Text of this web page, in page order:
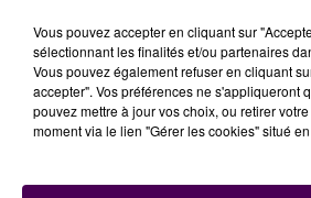
Mentions légales Politique de
Conditions générales d'utilisation
Archives 2026 2025 2024
Vous pouvez accepter en cliquant sur
sélectionnant les finalités et/ou partenaires
Vous pouvez également refuser en cliquant
accepter". Vos préférences ne s'appliqueront
pouvez mettre à jour vos choix, ou retirer
moment via le lien "Gérer les cookies" situé